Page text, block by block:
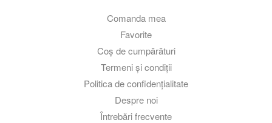
Comanda mea
Favorite
Coș de cumpărături
Termeni și condiții
Politica de confidențialitate
Despre noi
Întrebări frecvente